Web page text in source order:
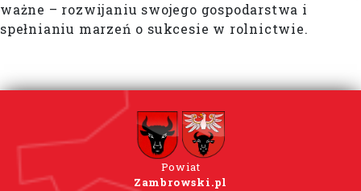
ważne – rozwijaniu swojego gospodarstwa i
spełnianiu marzeń o sukcesie w rolnictwie.
Powiat
Zambrowski.pl